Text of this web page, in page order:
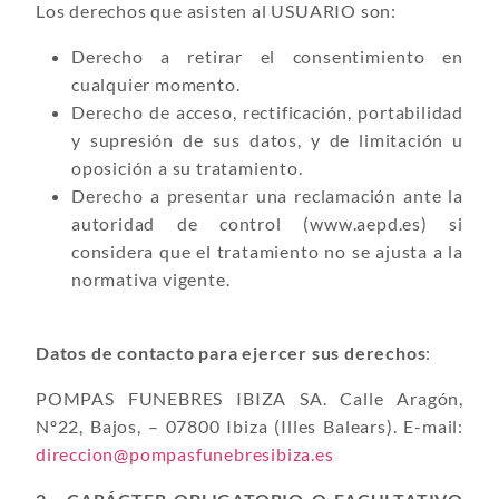
Los derechos que asisten al USUARIO son:
Derecho a retirar el consentimiento en
cualquier momento.
Derecho de acceso, rectificación, portabilidad
y supresión de sus datos, y de limitación u
oposición a su tratamiento.
Derecho a presentar una reclamación ante la
autoridad de control (www.aepd.es) si
considera que el tratamiento no se ajusta a la
normativa vigente.
Datos de contacto para ejercer sus derechos:
POMPAS FUNEBRES IBIZA SA. Calle Aragón,
Nº22, Bajos, – 07800 Ibiza (Illes Balears). E-mail:
direccion@pompasfunebresibiza.es